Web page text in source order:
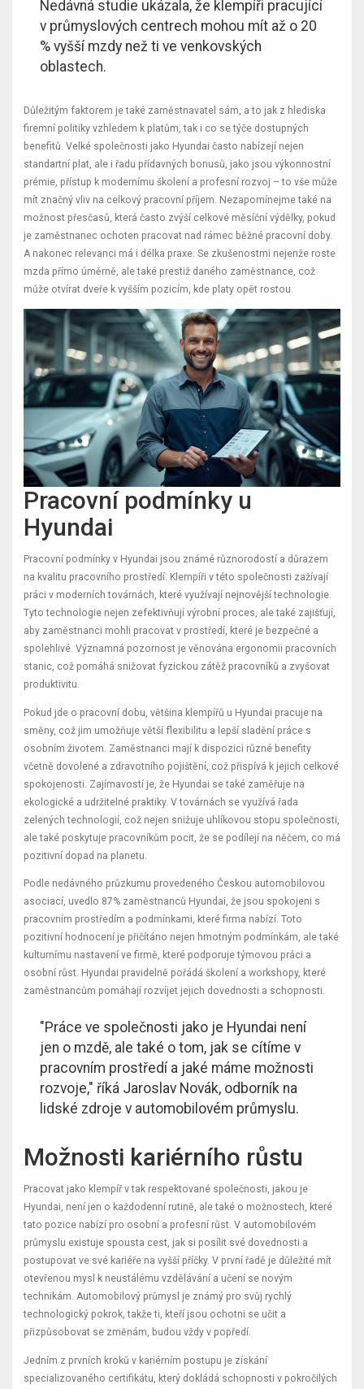
Nedávná studie ukázala, že klempíři pracující
v průmyslových centrech mohou mít až o 20
% vyšší mzdy než ti ve venkovských
oblastech.
Důležitým faktorem je také zaměstnavatel sám, a to jak z hlediska
firemní politiky vzhledem k platům, tak i co se týče dostupných
benefitů. Velké společnosti jako Hyundai často nabízejí nejen
standartní plat, ale i řadu přídavných bonusů, jako jsou výkonnostní
prémie, přístup k modernímu školení a profesní rozvoj – to vše může
mít značný vliv na celkový pracovní příjem. Nezapomínejme také na
možnost přesčasů, která často zvýší celkové měsíční výdělky, pokud
je zaměstnanec ochoten pracovat nad rámec běžné pracovní doby.
A nakonec relevanci má i délka praxe. Se zkušenostmi nejenže roste
mzda přímo úměrně, ale také prestiž daného zaměstnance, což
může otvírat dveře k vyšším pozicím, kde platy opět rostou.
Pracovní podmínky u
Hyundai
Pracovní podmínky v Hyundai jsou známé různorodostí a důrazem
na kvalitu pracovního prostředí. Klempíři v této společnosti zažívají
práci v moderních továrnách, které využívají nejnovější technologie.
Tyto technologie nejen zefektivňují výrobní proces, ale také zajišťují,
aby zaměstnanci mohli pracovat v prostředí, které je bezpečné a
spolehlivé. Významná pozornost je věnována ergonomii pracovních
stanic, což pomáhá snižovat fyzickou zátěž pracovníků a zvyšovat
produktivitu.
Pokud jde o pracovní dobu, většina klempířů u Hyundai pracuje na
směny, což jim umožňuje větší flexibilitu a lepší sladění práce s
osobním životem. Zaměstnanci mají k dispozici různé benefity
včetně dovolené a zdravotního pojištění, což přispívá k jejich celkové
spokojenosti. Zajímavostí je, že Hyundai se také zaměřuje na
ekologické a udržitelné praktiky. V továrnách se využívá řada
zelených technologií, což nejen snižuje uhlíkovou stopu společnosti,
ale také poskytuje pracovníkům pocit, že se podílejí na něčem, co má
pozitivní dopad na planetu.
Podle nedávného průzkumu provedeného Českou automobilovou
asociací, uvedlo 87% zaměstnanců Hyundai, že jsou spokojeni s
pracovním prostředím a podmínkami, které firma nabízí. Toto
pozitivní hodnocení je přičítáno nejen hmotným podmínkám, ale také
kulturnímu nastavení ve firmě, které podporuje týmovou práci a
osobní růst. Hyundai pravidelně pořádá školení a workshopy, které
zaměstnancům pomáhají rozvíjet jejich dovednosti a schopnosti.
"Práce ve společnosti jako je Hyundai není
jen o mzdě, ale také o tom, jak se cítíme v
pracovním prostředí a jaké máme možnosti
rozvoje," říká Jaroslav Novák, odborník na
lidské zdroje v automobilovém průmyslu.
Možnosti kariérního růstu
Pracovat jako klempíř v tak respektované společnosti, jakou je
Hyundai, není jen o každodenní rutině, ale také o možnostech, které
tato pozice nabízí pro osobní a profesní růst. V automobilovém
průmyslu existuje spousta cest, jak si posílit své dovednosti a
postupovat ve své kariéře na vyšší příčky. V první řadě je důležité mít
otevřenou mysl k neustálému vzdělávání a učení se novým
technikám. Automobilový průmysl je známý pro svůj rychlý
technologický pokrok, takže ti, kteří jsou ochotni se učit a
přizpůsobovat se změnám, budou vždy v popředí.
Jedním z prvních kroků v kariérním postupu je získání
specializovaného certifikátu, který dokládá schopnosti v pokročilých